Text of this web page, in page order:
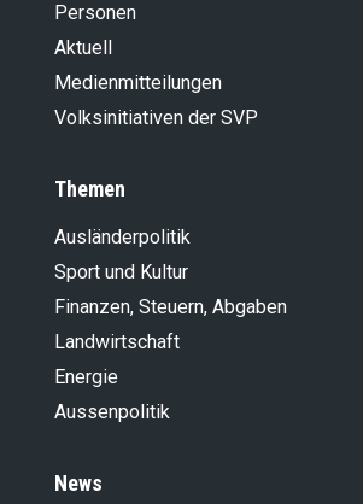
Personen
Aktuell
Medienmitteilungen
Volksinitiativen der SVP
Themen
Ausländer­politik
Sport und Kultur
Finanzen, Steuern, Abgaben
Landwirt­schaft
Energie
Aussenpolitik
News